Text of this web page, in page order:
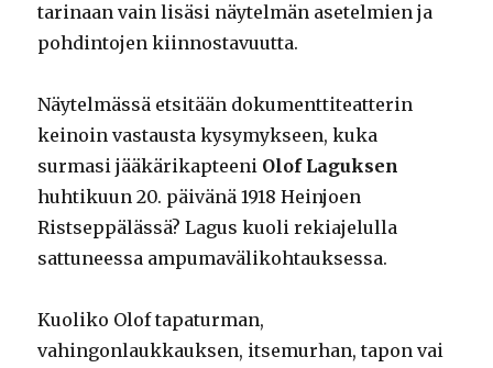
tarinaan vain lisäsi näytelmän asetelmien ja
pohdintojen kiinnostavuutta.
Näytelmässä etsitään dokumenttiteatterin
keinoin vastausta kysymykseen, kuka
surmasi jääkärikapteeni Olof Laguksen
huhtikuun 20. päivänä 1918 Heinjoen
Ristseppälässä? Lagus kuoli rekiajelulla
sattuneessa ampumavälikohtauksessa.
Kuoliko Olof tapaturman,
vahingonlaukkauksen, itsemurhan, tapon vai